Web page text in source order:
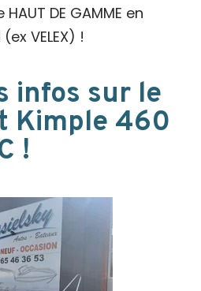
DE GAMME en
VELEX) !
infos sur le
Kimple 460
!